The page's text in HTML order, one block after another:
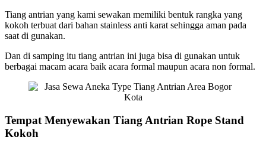
Tiang antrian yang kami sewakan memiliki bentuk rangka yang
kokoh terbuat dari bahan stainless anti karat sehingga aman pada
saat di gunakan.
Dan di samping itu tiang antrian ini juga bisa di gunakan untuk
berbagai macam acara baik acara formal maupun acara non formal.
Tempat Menyewakan Tiang Antrian Rope Stand
Kokoh